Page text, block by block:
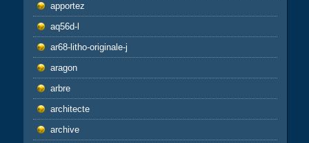
apportez
aq56d-l
ar68-litho-originale-j
aragon
arbre
architecte
archive